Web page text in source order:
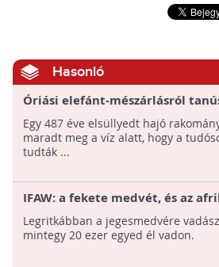
Hasonló
Óriási elefánt-mészárlásról
száz éve elsüllyedt hajó
Egy 487 éve elsüllyedt hajó
maradt meg a víz alatt, hogy a
tudták ...
IFAW: a fekete medvét, és az
veszik leginkább célba a
Legritkábban a jegesmedvére
mintegy 20 ezer egyed él vadon.